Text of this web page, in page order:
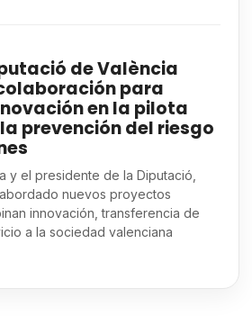
de València
para
en la pilota
prevención del riesgo
y el presidente de la Diputació,
nuevos proyectos
innovación, transferencia de
a la sociedad valenciana